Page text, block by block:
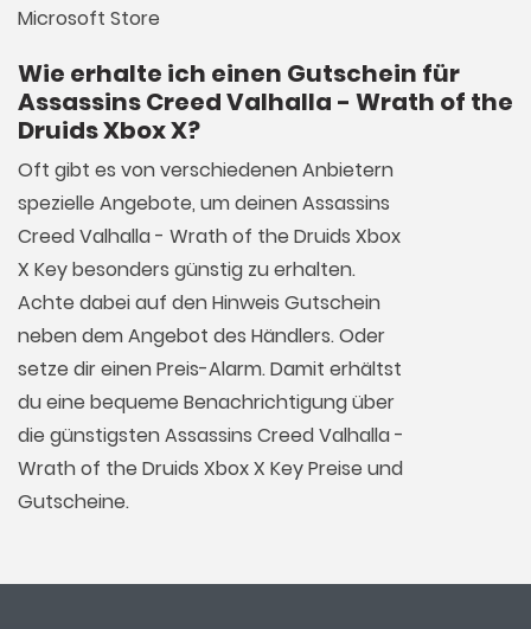
Microsoft Store
Wie erhalte ich einen Gutschein für
Assassins Creed Valhalla - Wrath of the
Druids Xbox X?
Oft gibt es von verschiedenen Anbietern
spezielle Angebote, um deinen Assassins
Creed Valhalla - Wrath of the Druids Xbox
X Key besonders günstig zu erhalten.
Achte dabei auf den Hinweis Gutschein
neben dem Angebot des Händlers. Oder
setze dir einen Preis-Alarm. Damit erhältst
du eine bequeme Benachrichtigung über
die günstigsten Assassins Creed Valhalla -
Wrath of the Druids Xbox X Key Preise und
Gutscheine.